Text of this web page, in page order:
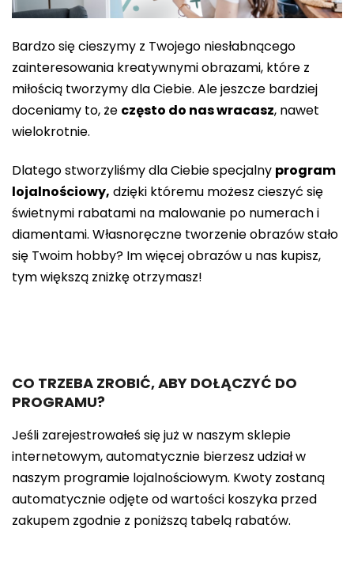
Bardzo się cieszymy z Twojego niesłabnącego
zainteresowania kreatywnymi obrazami, które z
miłością tworzymy dla Ciebie. Ale jeszcze bardziej
doceniamy to, że często do nas wracasz, nawet
wielokrotnie.
Dlatego stworzyliśmy dla Ciebie specjalny program
lojalnościowy, dzięki któremu możesz cieszyć się
świetnymi rabatami na malowanie po numerach i
diamentami. Własnoręczne tworzenie obrazów stało
się Twoim hobby? Im więcej obrazów u nas kupisz,
tym większą zniżkę otrzymasz!
CO TRZEBA ZROBIĆ, ABY DOŁĄCZYĆ DO
PROGRAMU?
Jeśli zarejestrowałeś się już w naszym sklepie
internetowym, automatycznie bierzesz udział w
naszym programie lojalnościowym. Kwoty zostaną
automatycznie odjęte od wartości koszyka przed
zakupem zgodnie z poniższą tabelą rabatów.